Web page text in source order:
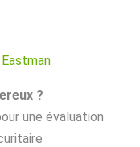
?
une évaluation